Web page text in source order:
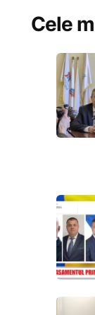
Cele